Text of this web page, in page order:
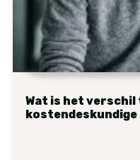
Wat is het verschil